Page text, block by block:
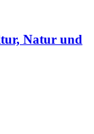
Natur und